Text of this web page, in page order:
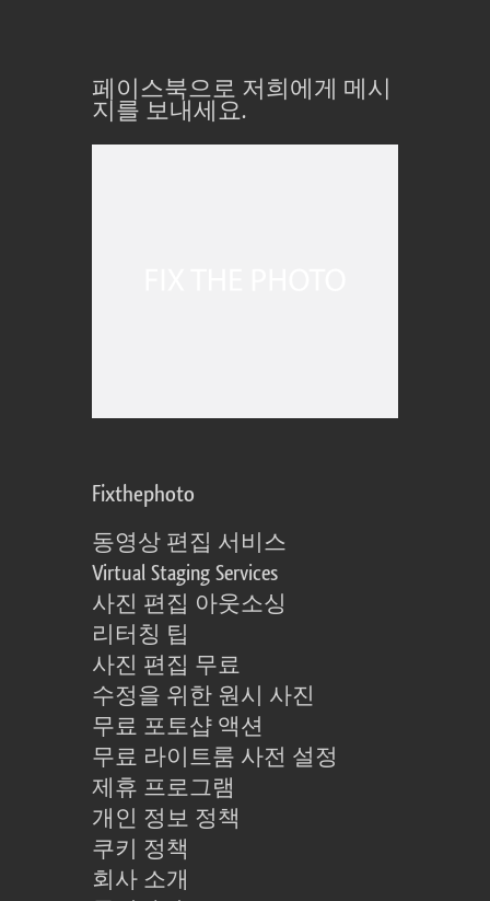
페이스북으로 저희에게 메시
지를 보내세요.
Fixthephoto
동영상 편집 서비스
Virtual Staging Services
사진 편집 아웃소싱
리터칭 팁
사진 편집 무료
수정을 위한 원시 사진
무료 포토샵 액션
무료 라이트룸 사전 설정
제휴 프로그램
개인 정보 정책
쿠키 정책
회사 소개